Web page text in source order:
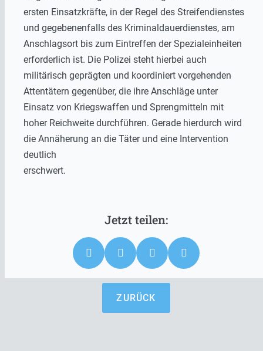
ersten Einsatzkräfte, in der Regel des Streifendienstes
und gegebenenfalls des Kriminaldauerdienstes, am
Anschlagsort bis zum Eintreffen der Spezialeinheiten
erforderlich ist. Die Polizei steht hierbei auch
militärisch geprägten und koordiniert vorgehenden
Attentätern gegenüber, die ihre Anschläge unter
Einsatz von Kriegswaffen und Sprengmitteln mit
hoher Reichweite durchführen. Gerade hierdurch wird
die Annäherung an die Täter und eine Intervention
deutlich
erschwert.
ZURÜCK